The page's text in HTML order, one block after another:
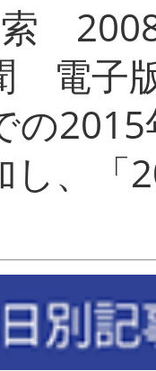
電子
の
し、「